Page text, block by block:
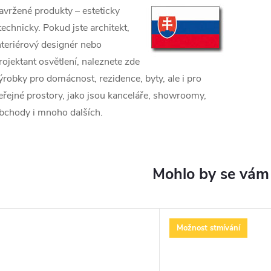
produkty – esteticky
Pokud jste architekt,
designér nebo
osvětlení, naleznete zde
pro domácnost, rezidence, byty, ale i pro
prostory, jako jsou kanceláře, showroomy,
i mnoho dalších.
Možnost stmívání